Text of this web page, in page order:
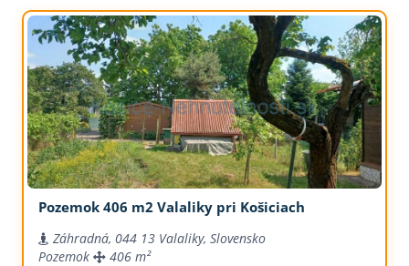
Pozemok 406 m2 Valaliky pri Košiciach
Záhradná, 044 13 Valaliky, Slovensko
Pozemok
406 m²